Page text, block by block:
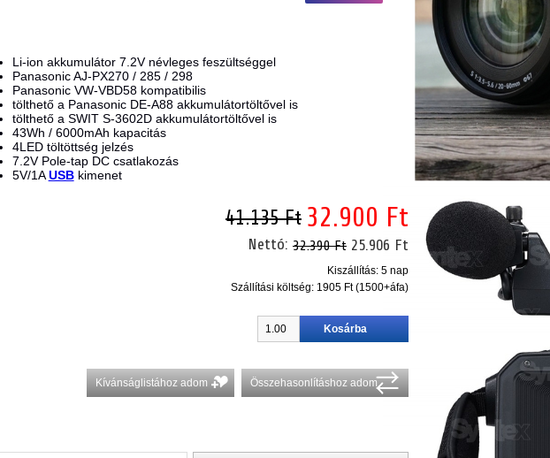
Li-ion akkumulátor 7.2V névleges feszültséggel
Panasonic AJ-PX270 / 285 / 298
Panasonic VW-VBD58 kompatibilis
tölthető a Panasonic DE-A88 akkumulátortöltővel is
tölthető a SWIT S-3602D akkumulátortöltővel is
43Wh / 6000mAh kapacitás
4LED töltöttség jelzés
7.2V Pole-tap DC csatlakozás
5V/1AUSBkimenet
41.135 Ft 32.900 Ft
Nettó: 32.390 Ft 25.906 Ft
Kiszállítás: 5 nap
Szállítási költség:1905 Ft (1500+áfa)
Kívánságlistához adom Összehasonlításhoz adom